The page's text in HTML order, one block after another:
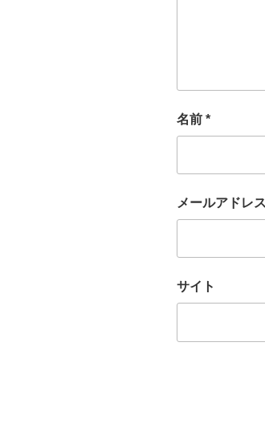
名前 *
メールアドレス
サイト